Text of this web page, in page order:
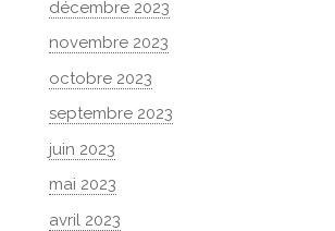
décembre 2023
novembre 2023
octobre 2023
septembre 2023
juin 2023
mai 2023
avril 2023